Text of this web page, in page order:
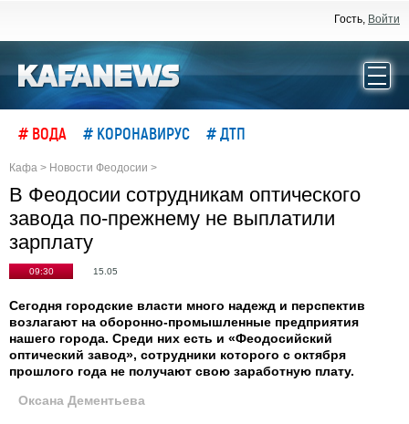
Гость, Войти
# ВОДА # КОРОНАВИРУС # ДТП
Кафа > Новости Феодосии >
В Феодосии сотрудникам оптического
завода по-прежнему не выплатили
зарплату
09:30 15.05
Сегодня городские власти много надежд и перспектив
возлагают на оборонно-промышленные предприятия
нашего города. Среди них есть и «Феодосийский
оптический завод», сотрудники которого с октября
прошлого года не получают свою заработную плату.
Оксана Дементьева